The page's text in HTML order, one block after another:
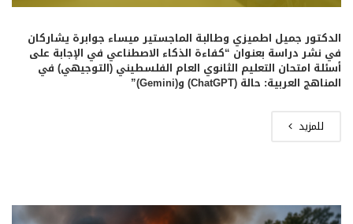
الدكتور جميل اطميزي وطالبة الماجستير ميساء جوابرة يشاركان
في نشر دراسة بعنوان “كفاءة الذكاء الاصطناعي في الإجابة على
أسئلة امتحان التعليم الثانوي العام الفلسطيني (التوجيهي) في
المناهج العربية: حالة (ChatGPT) و(Gemini)”
للمزيد